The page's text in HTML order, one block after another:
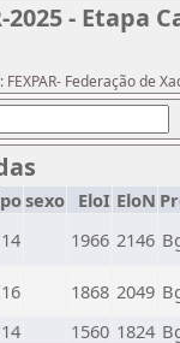
2025 -
Federação de
sexo EloI EloN
1966 2146
1868 2049
1560 1824